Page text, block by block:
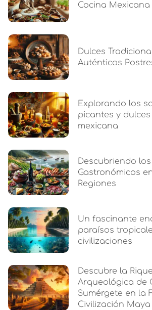
Cocina Mexicana
Dulces
Auténticos
Explorando los
picantes y
mexicana
Descubriendo los
Gastronómicos
Regiones
Un fascinante
paraísos
civilizaciones
Descubre la
Arqueológica de
Sumérgete en la
Civilización Maya